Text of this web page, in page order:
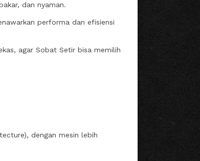
dan nyaman.
performa dan efisiensi
agar Sobat Setir bisa memilih
dengan mesin lebih